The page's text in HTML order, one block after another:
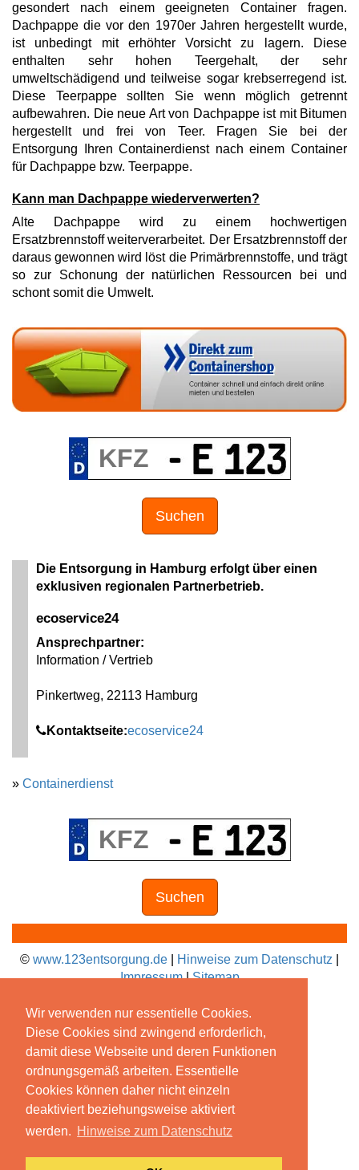
Wir verwenden nur essentielle Cookies.
Diese Cookies sind zwingend erforderlich,
damit diese Webseite und deren Funktionen
ordnungsgemäß arbeiten. Essentielle
Cookies können daher nicht einzeln
deaktiviert beziehungsweise aktiviert
werden. Hinweise zum Datenschutz
gesondert nach einem geeigneten Container fragen.
Dachpappe die vor den 1970er Jahren hergestellt wurde,
ist unbedingt mit erhöhter Vorsicht zu lagern. Diese
enthalten sehr hohen Teergehalt, der sehr
umweltschädigend und teilweise sogar krebserregend ist.
Diese Teerpappe sollten Sie wenn möglich getrennt
aufbewahren. Die neue Art von Dachpappe ist mit Bitumen
hergestellt und frei von Teer. Fragen Sie bei der
Entsorgung Ihren Containerdienst nach einem Container
für Dachpappe bzw. Teerpappe.
Kann man Dachpappe wiederverwerten?
Alte Dachpappe wird zu einem hochwertigen
Ersatzbrennstoff weiterverarbeitet. Der Ersatzbrennstoff der
daraus gewonnen wird löst die Primärbrennstoffe, und trägt
so zur Schonung der natürlichen Ressourcen bei und
schont somit die Umwelt.
Suchen
Die Entsorgung in Hamburg erfolgt über einen
exklusiven regionalen Partnerbetrieb.
ecoservice24
Ansprechpartner:
Information / Vertrieb
Pinkertweg, 22113 Hamburg
Kontaktseite:ecoservice24
» Containerdienst
Suchen
© www.123entsorgung.de Hinweise zum Datenschutz
Impressum|Sitemap